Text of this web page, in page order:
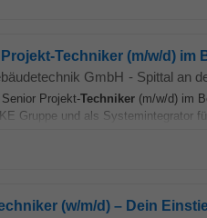
Techniker (m/w/d)
GmbH - Spittal an
Projekt-Techniker (m/w/d) im
Gruppe und als Systemintegrator
(w/m/d) – Dein